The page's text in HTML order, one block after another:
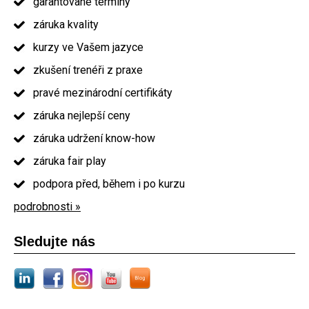
záruka kvality
kurzy ve Vašem jazyce
zkušení trenéři z praxe
pravé mezinárodní certifikáty
záruka nejlepší ceny
záruka udržení know-how
záruka fair play
podpora před, během i po kurzu
podrobnosti »
Sledujte nás